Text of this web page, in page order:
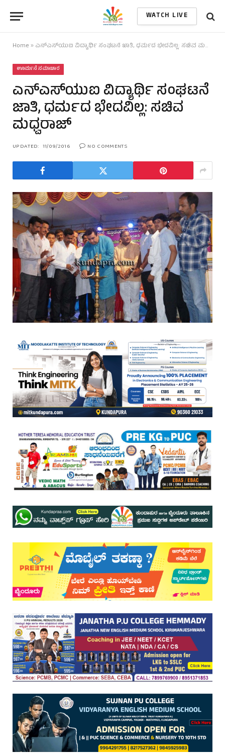
WATCH LIVE
Home » ಎನ್‌ಎಸ್‌ಯುಐ ವಿದ್ಯಾರ್ಥಿ ಸಂಘಟನೆ ಜಾತಿ, ಧರ್ಮದ ಭೇದವಿಲ್ಲ: ಸಚಿವ ಮಧ್ವರಾಜ್
ಊರ್ಮನೆ ಸಮಾಚಾರ
ಎನ್‌ಎಸ್‌ಯುಐ ವಿದ್ಯಾರ್ಥಿ ಸಂಘಟನೆ
ಜಾತಿ, ಧರ್ಮದ ಭೇದವಿಲ್ಲ: ಸಚಿವ
ಮಧ್ವರಾಜ್
UPDATED: 11/09/2016 NO COMMENTS